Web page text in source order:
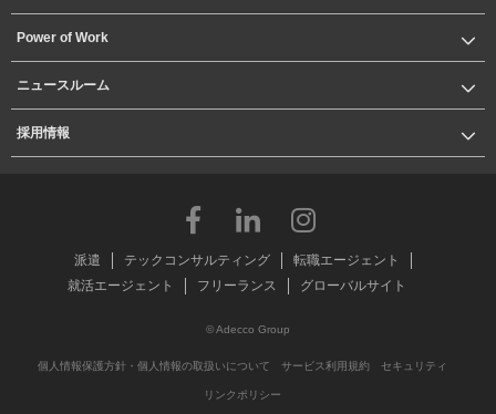
Power of Work
ニュースルーム
採用情報
派遣 テックコンサルティング
転職エージェント
就活エージェント
フリーランス グローバルサイト
© Adecco Group
個人情報保護方針・個人情報の取扱いについて サービス利用規約 セキュリティ
リンクポリシー